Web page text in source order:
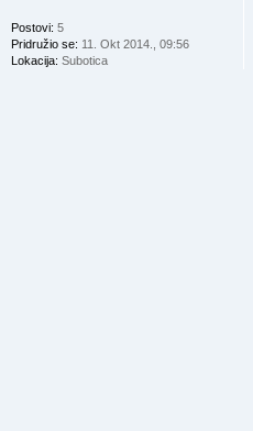
Postovi: 5
Pridružio se: 11. Okt 2014., 09:56
Lokacija: Subotica